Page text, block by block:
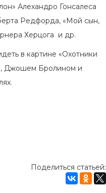
Алехандро Гонсалеса
Редфорда, «Мой сын,
Херцога и др.
в картине «Охотники
Джошем Бролином и
Поделиться статьей: